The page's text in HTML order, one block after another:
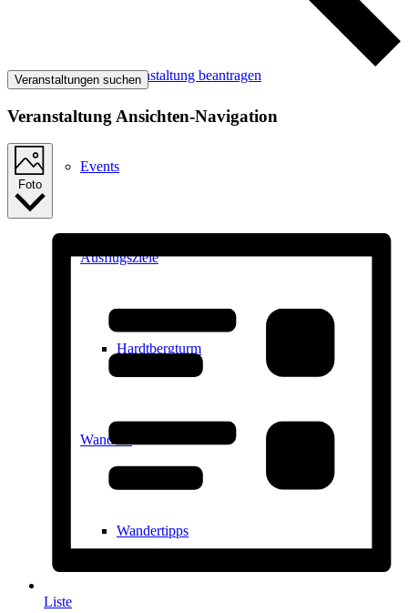
Veranstaltung beantragen
Events
Ausflugsziele
Hardtbergturm
Wandern
Wandertipps
Veranstaltungen suchen
Veranstaltung Ansichten-Navigation
Foto
Liste